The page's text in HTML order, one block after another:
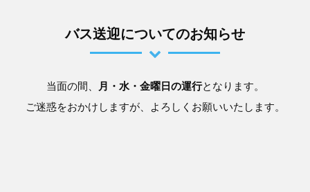
バス送迎についてのお知らせ
当面の間、 月・水・金曜日の運行となります。
ご迷惑をおかけしますが、よろしくお願いいたします。